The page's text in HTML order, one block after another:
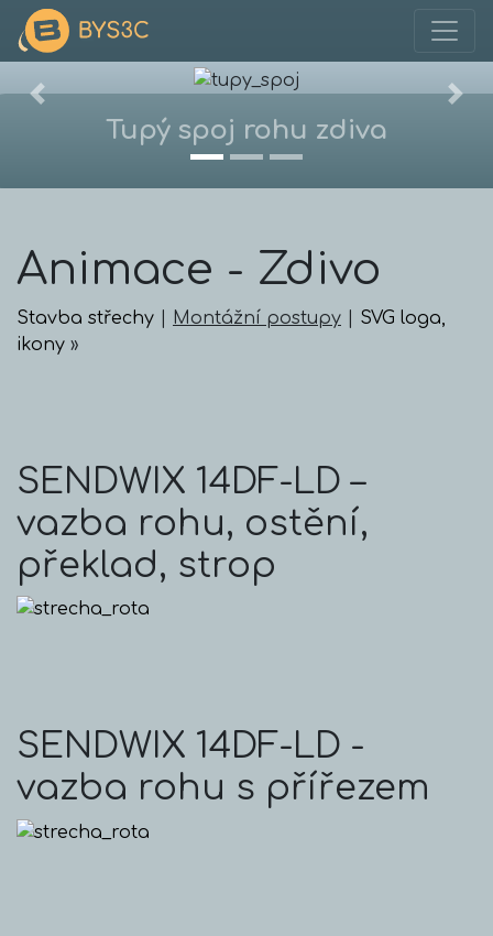
Skočit na obsah
Základní navigace
Tupý spoj rohu zdiva
Previous
Animace - Zdivo
Stavba střechy Montážní postupy
SVG loga,
ikony »
SENDWIX 14DF-LD –
vazba rohu, ostění,
překlad, strop
SENDWIX 14DF-LD -
vazba rohu s přířezem